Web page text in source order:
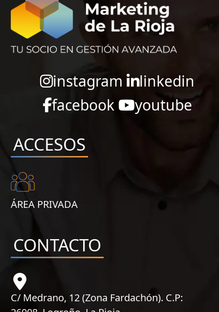
instagram
linkedin
facebook
youtube
ACCESOS
ÁREA PRIVADA
CONTACTO
C/ Medrano, 12 (Zona Fardachón). C.P: